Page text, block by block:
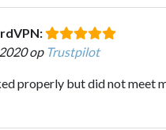
op Trustpilot
properly but did not meet